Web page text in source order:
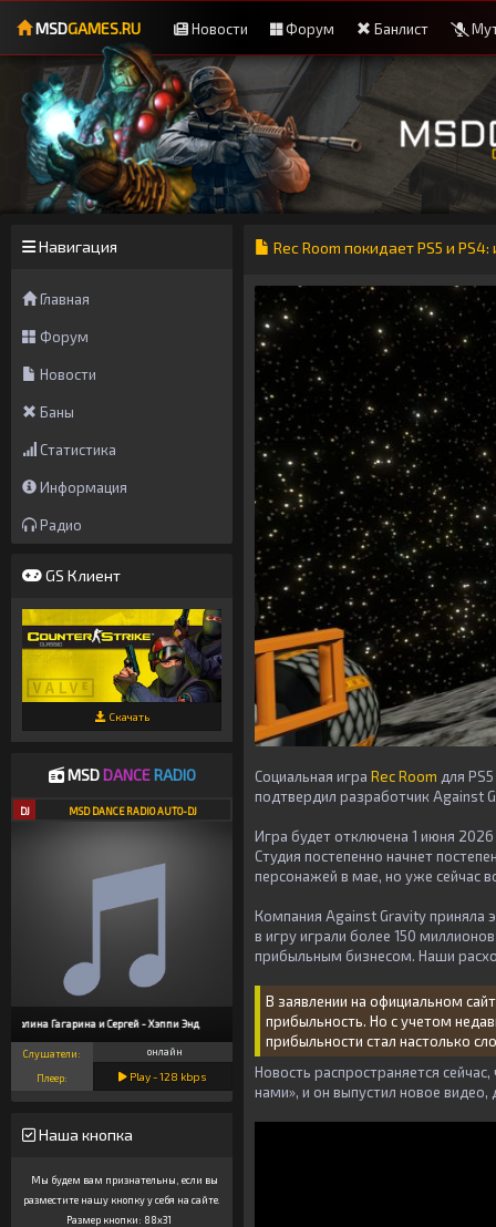
MSDGAMES.RU Новости Форум Банлист
Навигация
Главная
Форум
Новости
Баны
Статистика
Информация
Радио
GS Клиент
Скачать
MSDDANCE RADIO
DJ MSD DANCE RADIO AUTO-DJ
Полина Гагарина и Сергей - Хэппи Энд
Слушатели: онлайн
Плеер: Play -128 kbps
Наша кнопка
Мы будем вам признательны, если вы
разместите нашу кнопку у себя на сайте.
Размер кнопки: 88x31
Rec Room покидает PS5 и
Социальная игра Rec Room для
подтвердил разработчик Against
Игра будет отключена 1 июня
Студия постепенно начнет
персонажей в мае, но уже сейчас
Компания Against Gravity приняла
в игру играли более 150
прибыльным бизнесом. Наши
В заявлении на официальном
прибыльность. Но с учетом
прибыльности стал настолько
Новость распространяется
нами», и он выпустил новое